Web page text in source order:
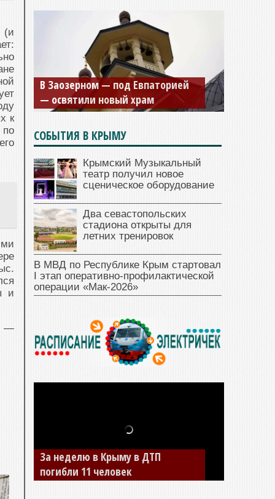
(и
к
и
—
В Заозерном — под Евпаторией
— освятили новый храм
Мужской монастырь Косьмы и
Дамиана в Крыму вновь открыт
для посещения
СОБЫТИЯ В КРЫМУ
Крымский Музыкальный
театр получил новое
сценическое оборудование
Два севастопольских
стадиона открыты для
летних тренировок
В МВД по Республике Крым стартовал
I этап оперативно‑профилактической
операции «Мак‑2026»
За неделю в Крыму в ДТП
погибли 11 человек
В Джанкое водитель ВАЗа сбил
двух детей на «зебре»